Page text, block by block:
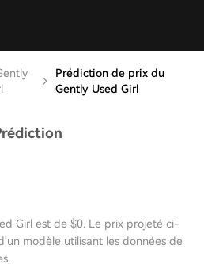
Prédiction de prix du
Gently Used Girl
Girl est de $0. Le prix projeté ci-
modèle utilisant les données de